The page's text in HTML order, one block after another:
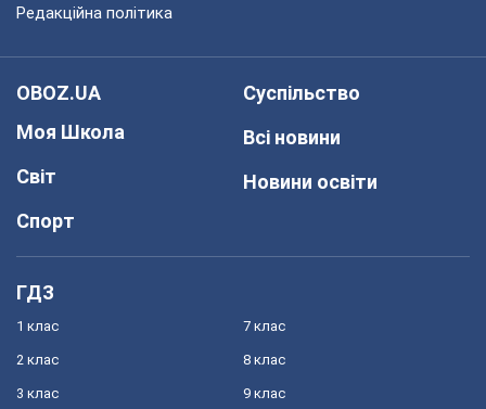
Редакційна політика
OBOZ.UA
Моя Школа
Світ
Спорт
Суспільство
Всі новини
Новини освіти
ГДЗ
1 клас
2 клас
3 клас
7 клас
8 клас
9 клас